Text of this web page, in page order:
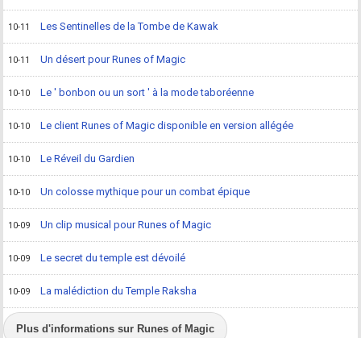
10-11 Les Sentinelles de la Tombe de Kawak
10-11 Un désert pour Runes of Magic
10-10 Le ' bonbon ou un sort ' à la mode taboréenne
10-10 Le client Runes of Magic disponible en version allégée
10-10 Le Réveil du Gardien
10-10 Un colosse mythique pour un combat épique
10-09 Un clip musical pour Runes of Magic
10-09 Le secret du temple est dévoilé
10-09 La malédiction du Temple Raksha
Plus d'informations sur Runes of Magic